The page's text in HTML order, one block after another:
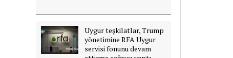
Uygur teşkilatlar, Trump
yönetimine RFA Uygur
servisi fonunu devam